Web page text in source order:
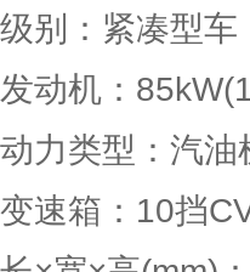
级别：紧凑型车
发动机：85kW
动力类型：汽油
变速箱：10挡